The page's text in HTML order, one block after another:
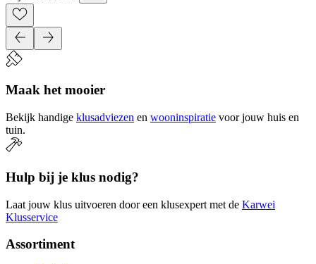
Maak het mooier
Bekijk handige klusadviezen en wooninspiratie voor jouw huis en
tuin.
Hulp bij je klus nodig?
Laat jouw klus uitvoeren door een klusexpert met de Karwei
Klusservice
Assortiment